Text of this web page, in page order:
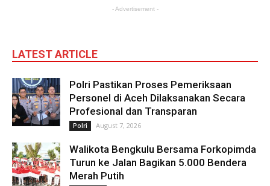
- Advertisement -
LATEST ARTICLE
Polri Pastikan Proses Pemeriksaan
Personel di Aceh Dilaksanakan Secara
Profesional dan Transparan
Polri August 7, 2026
Walikota Bengkulu Bersama Forkopimda
Turun ke Jalan Bagikan 5.000 Bendera
Merah Putih